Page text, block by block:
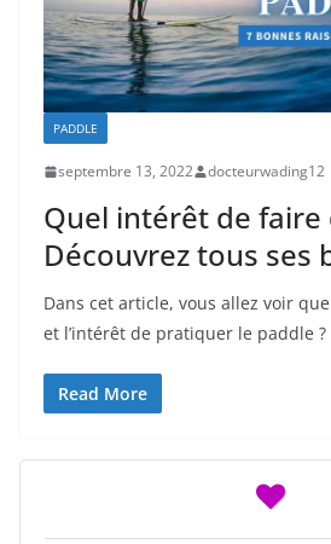
PADDLE
septembre 13, 2022 docteurwading12
Quel intérêt de faire
Découvrez tous ses
Dans cet article, vous allez voir
et l’intérêt de pratiquer le paddle ?
Read More